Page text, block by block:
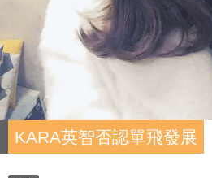
KARA英智否認單飛發展